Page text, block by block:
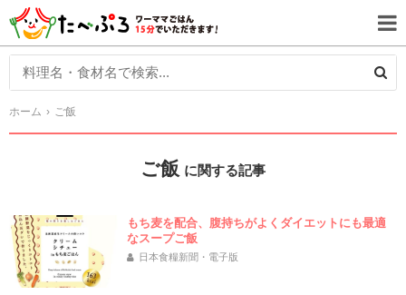
ホーム ご飯
ご飯 に関する記事
もち麦を配合、腹持ちがよくダイエットにも最適
なスープご飯
日本食糧新聞・電子版